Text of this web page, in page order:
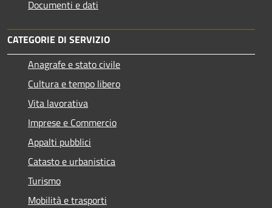
Documenti e dati
CATEGORIE DI SERVIZIO
Anagrafe e stato civile
Cultura e tempo libero
Vita lavorativa
Imprese e Commercio
Appalti pubblici
Catasto e urbanistica
Turismo
Mobilità e trasporti